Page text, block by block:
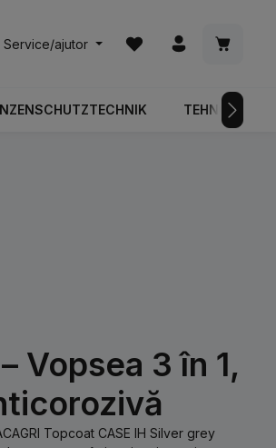
Service/ajutor
Aveți 0 articole din
TEHNOLOGIA
Vopsea 3 în 1,
Topcoat CASE IH Silver grey